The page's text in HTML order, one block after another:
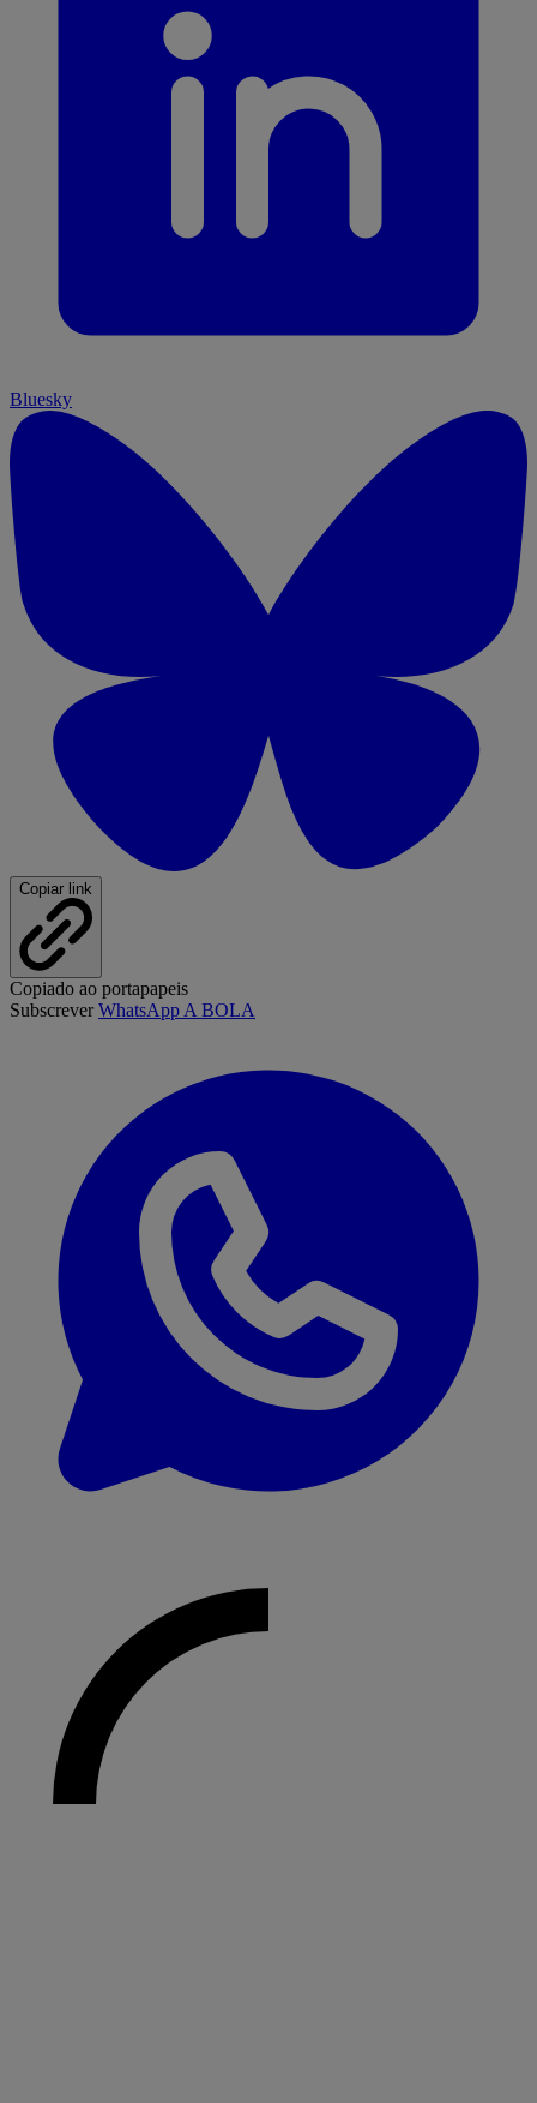
Bluesky
Copiar link
Copiado ao portapapeis
SubscreverWhatsApp A BOLA